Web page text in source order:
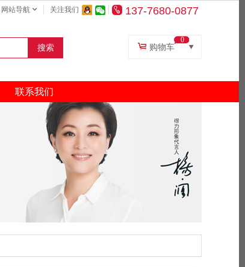
网站导航 关注我们 137-7680-0877
搜索 购物车
0
联系我们